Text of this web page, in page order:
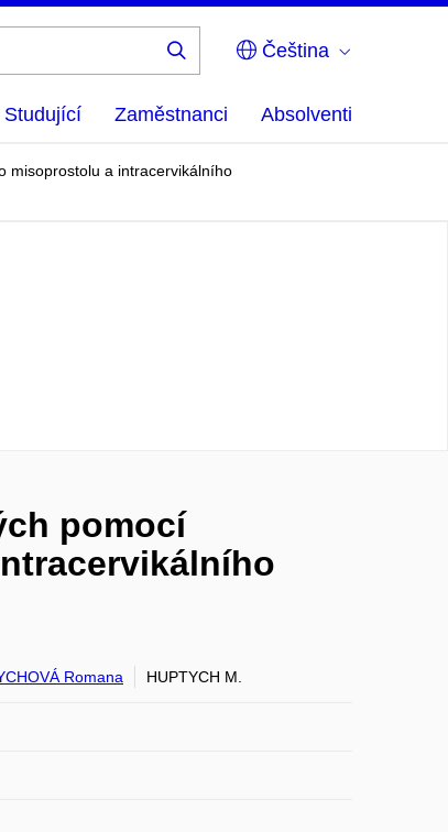
Čeština
Studující Zaměstnanci Absolventi
misoprostolu a intracervikálního
pomocí
Romana HUPTYCH M.